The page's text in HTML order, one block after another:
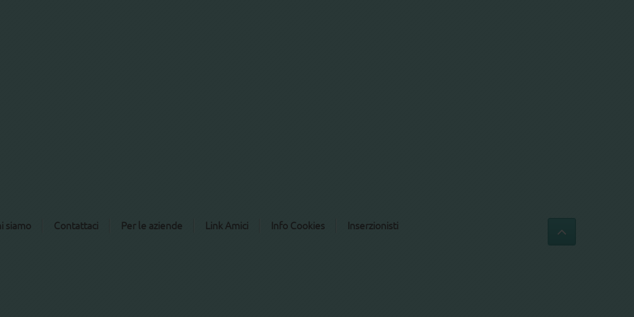
siamo Contattaci Per le aziende Link Amici Info Cookies Inserzionisti